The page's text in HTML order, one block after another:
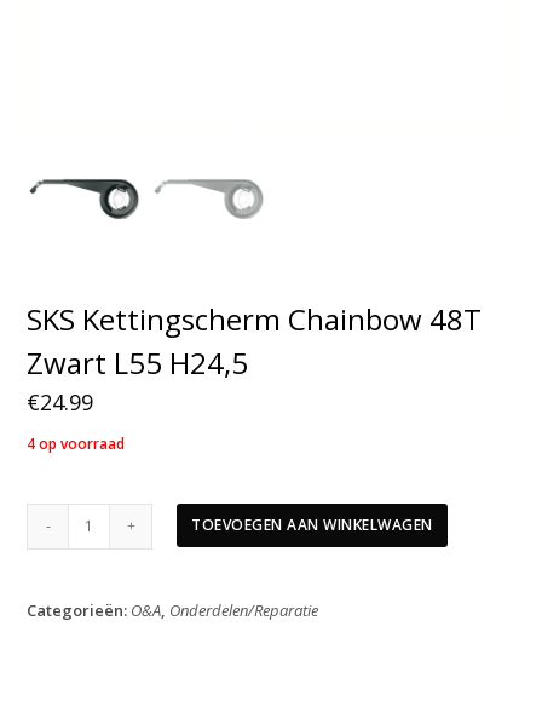
SKS Kettingscherm Chainbow 48T
Zwart L55 H24,5
€24.99
4 op voorraad
SKS
Zwart
TOEVOEGEN AAN WINKELWAGEN
Categorieën: O&A, Onderdelen/Reparatie